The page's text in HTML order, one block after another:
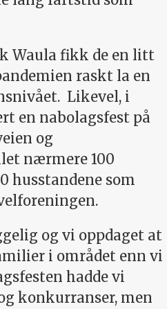
Waula fikk de en litt
raskt la en
Likevel, i
en nabolagsfest på
og
nærmere 100
husstandene som
og vi oppdaget at
i området enn vi
hadde vi
konkurranser, men